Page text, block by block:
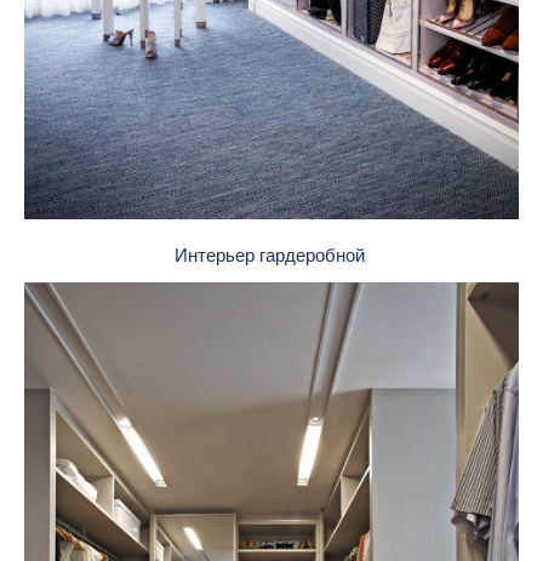
Интерьер гардеробной